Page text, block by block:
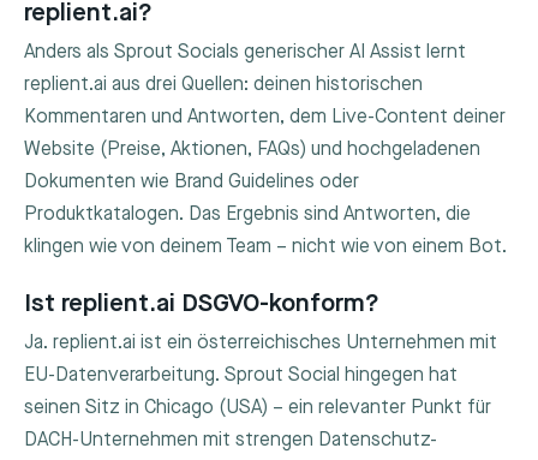
replient.ai?
Anders als Sprout Socials generischer AI Assist lernt
replient.ai aus drei Quellen: deinen historischen
Kommentaren und Antworten, dem Live-Content deiner
Website (Preise, Aktionen, FAQs) und hochgeladenen
Dokumenten wie Brand Guidelines oder
Produktkatalogen. Das Ergebnis sind Antworten, die
klingen wie von deinem Team – nicht wie von einem Bot.
Ist replient.ai DSGVO-konform?
Ja. replient.ai ist ein österreichisches Unternehmen mit
EU-Datenverarbeitung. Sprout Social hingegen hat
seinen Sitz in Chicago (USA) – ein relevanter Punkt für
DACH-Unternehmen mit strengen Datenschutz-